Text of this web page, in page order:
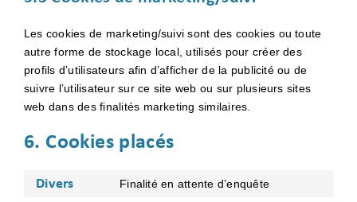
Les cookies de marketing/suivi sont des cookies ou toute
autre forme de stockage local, utilisés pour créer des
profils d’utilisateurs afin d’afficher de la publicité ou de
suivre l’utilisateur sur ce site web ou sur plusieurs sites
web dans des finalités marketing similaires.
6. Cookies placés
Divers Finalité en attente d’enquête